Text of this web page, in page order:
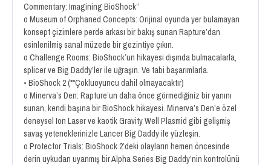
Commentary: Imagining BioShock”
o Museum of Orphaned Concepts: Orijinal oyunda yer bulamayan
konsept çizimlere perde arkası bir bakış sunan Rapture’dan
esinlenilmiş sanal müzede bir gezintiye çıkın.
o Challenge Rooms: BioShock’un hikayesi dışında bulmacalarla,
splicer ve Big Daddy’ler ile uğraşın. Ve tabi başarımlarla.
• BioShock 2 (**Çokluoyuncu dahil olmayacaktır)
o Minerva’s Den: Rapture’un daha önce görmediğiniz bir yanını
sunan, kendi başına bir BioShock hikayesi. Minerva’s Den’e özel
deneysel Ion Laser ve kaotik Gravity Well Plasmid gibi gelişmiş
savaş yeteneklerinizle Lancer Big Daddy ile yüzleşin.
o Protector Trials: BioShock 2’deki olayların hemen öncesinde
derin uykudan uyanmış bir Alpha Series Big Daddy’nin kontrolünü